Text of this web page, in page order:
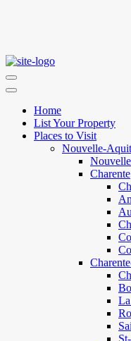
Home
List Your Property
Places to Visit
Nouvelle-
Charente